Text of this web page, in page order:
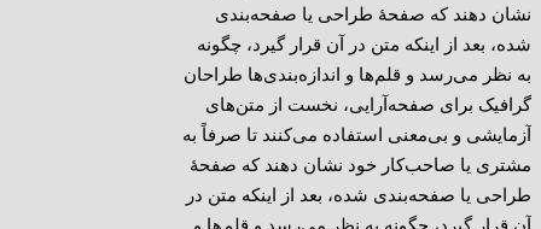
نشان دهند که صفحهٔ طراحی یا صفحه‌بندی
شده، بعد از اینکه متن در آن قرار گیرد، چگونه
به نظر می‌رسد و قلم‌ها و اندازه‌بندی‌ها طراحان
گرافیک برای صفحه‌آرایی، نخست از متن‌های
آزمایشی و بی‌معنی استفاده می‌کنند تا صرفاً به
مشتری یا صاحب‌کار خود نشان دهند که صفحهٔ
طراحی یا صفحه‌بندی شده، بعد از اینکه متن در